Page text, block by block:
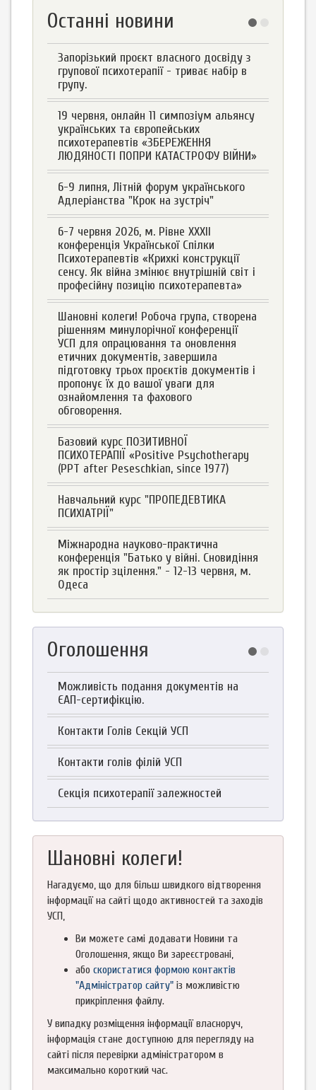
Останні новини
Запорізький проєкт власного досвіду з
групової психотерапії - триває набір в
групу.
19 червня, онлайн 11 симпозіум альянсу
українських та європейських
психотерапевтів «ЗБЕРЕЖЕННЯ
ЛЮДЯНОСТІ ПОПРИ КАТАСТРОФУ ВІЙНИ»
6-9 липня, Літній форум українського
Адлеріанства "Крок на зустріч"
6-7 червня 2026, м. Рівне XXXII
конференція Української Спілки
Психотерапевтів «Крихкі конструкції
сенсу. Як війна змінює внутрішній світ і
професійну позицію психотерапевта»
Шановні колеги! Робоча група, створена
рішенням минулорічної конференції
УСП для опрацювання та оновлення
етичних документів, завершила
підготовку трьох проєктів документів і
пропонує їх до вашої уваги для
ознайомлення та фахового
обговорення.
Базовий курс ПОЗИТИВНОЇ
ПСИХОТЕРАПІЇ «Positive Psychotherapy
(PPT after Peseschkian, since 1977)
Навчальний курс "ПРОПЕДЕВТИКА
ПСИХІАТРІЇ"
Міжнародна науково-практична
конференція "Батько у війні. Сновидіння
як простір зцілення." - 12-13 червня, м.
Одеса
Оголошення
Можливість подання документів на
ЄАП-сертифікцію.
Контакти Голів Секцій УСП
Контакти голів філій УСП
Секція психотерапії залежностей
Шановні колеги!
Нагадуємо, що для більш швидкого відтворення
інформації на сайті щодо активностей та заходів
УСП,
Ви можете самі додавати Новини та
Оголошення, якщо Ви зареєстровані,
або скористатися формою контактів
"Адміністратор сайту" із можливістю
прикріплення файлу.
У випадку розміщення інформації власноруч,
інформація стане доступною для перегляду на
сайті після перевірки адміністратором в
максимально короткий час.